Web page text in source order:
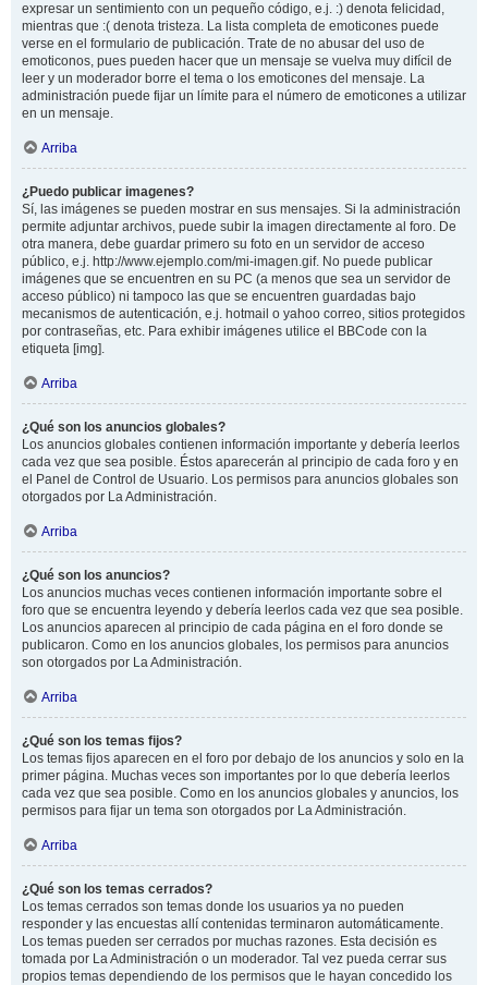
expresar un sentimiento con un pequeño código, e.j. :) denota felicidad,
mientras que :( denota tristeza. La lista completa de emoticones puede
verse en el formulario de publicación. Trate de no abusar del uso de
emoticonos, pues pueden hacer que un mensaje se vuelva muy difícil de
leer y un moderador borre el tema o los emoticones del mensaje. La
administración puede fijar un límite para el número de emoticones a utilizar
en un mensaje.
Arriba
¿Puedo publicar imagenes?
Sí, las imágenes se pueden mostrar en sus mensajes. Si la administración
permite adjuntar archivos, puede subir la imagen directamente al foro. De
otra manera, debe guardar primero su foto en un servidor de acceso
público, e.j. http://www.ejemplo.com/mi-imagen.gif. No puede publicar
imágenes que se encuentren en su PC (a menos que sea un servidor de
acceso público) ni tampoco las que se encuentren guardadas bajo
mecanismos de autenticación, e.j. hotmail o yahoo correo, sitios protegidos
por contraseñas, etc. Para exhibir imágenes utilice el BBCode con la
etiqueta [img].
Arriba
¿Qué son los anuncios globales?
Los anuncios globales contienen información importante y debería leerlos
cada vez que sea posible. Éstos aparecerán al principio de cada foro y en
el Panel de Control de Usuario. Los permisos para anuncios globales son
otorgados por La Administración.
Arriba
¿Qué son los anuncios?
Los anuncios muchas veces contienen información importante sobre el
foro que se encuentra leyendo y debería leerlos cada vez que sea posible.
Los anuncios aparecen al principio de cada página en el foro donde se
publicaron. Como en los anuncios globales, los permisos para anuncios
son otorgados por La Administración.
Arriba
¿Qué son los temas fijos?
Los temas fijos aparecen en el foro por debajo de los anuncios y solo en la
primer página. Muchas veces son importantes por lo que debería leerlos
cada vez que sea posible. Como en los anuncios globales y anuncios, los
permisos para fijar un tema son otorgados por La Administración.
Arriba
¿Qué son los temas cerrados?
Los temas cerrados son temas donde los usuarios ya no pueden
responder y las encuestas allí contenidas terminaron automáticamente.
Los temas pueden ser cerrados por muchas razones. Esta decisión es
tomada por La Administración o un moderador. Tal vez pueda cerrar sus
propios temas dependiendo de los permisos que le hayan concedido los